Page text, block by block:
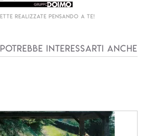
Potrebbe interessarti anche